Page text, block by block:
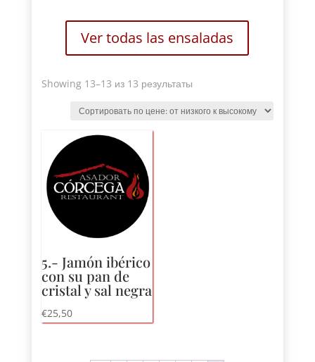
Ver todas las ensaladas
Showing 13–13 из 13 результатыSorted
price:
5.- Jamón ibérico
con su pan de
cristal y sal negra
€25,50